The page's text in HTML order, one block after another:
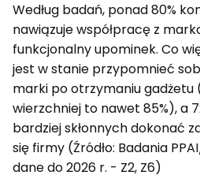
Według badań, ponad 80%
nawiązuje współpracę z
funkcjonalny upominek. Co
jest w stanie przypomnieć
marki po otrzymaniu gadżetu
wierzchniej to nawet 85%), a
bardziej skłonnych dokonać
się firmy (Źródło: Badania
dane do 2026 r. - Z2, Z6)